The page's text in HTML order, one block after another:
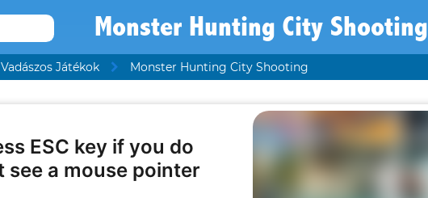
Monster Hunting City Shooting
Vadászos Játékok Monster Hunting City Shooting